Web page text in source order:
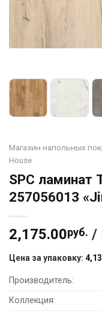
Магазин напольных
House
SPC ламинат
257056013
2,175.00руб. /
Цена за упаковку:
Производитель:
Коллекция: